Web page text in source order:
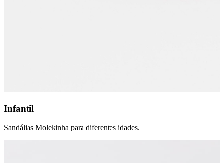
Infantil
Sandálias Molekinha para diferentes idades.